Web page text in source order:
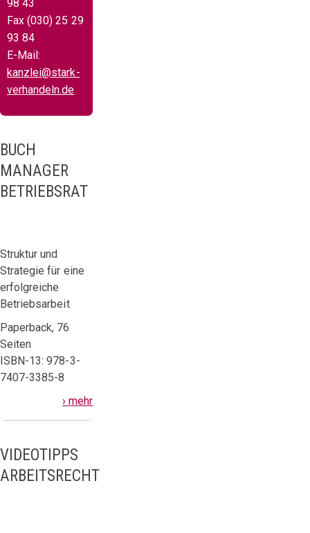
98 43
Fax (030) 25 29
93 84
E-Mail:
kanzlei@stark-
verhandeln.de
BUCH
MANAGER
BETRIEBSRAT
Struktur und
Strategie für eine
erfolgreiche
Betriebsarbeit
Paperback, 76
Seiten
ISBN-13: 978-3-
7407-3385-8
› mehr
VIDEOTIPPS
ARBEITSRECHT